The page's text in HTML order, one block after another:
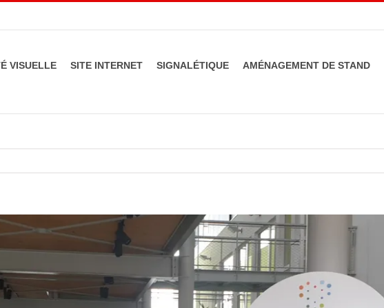
VISUELLE SITE INTERNET SIGNALÉTIQUE AMÉNAGEMENT DE STAND